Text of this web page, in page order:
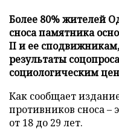
Более 80% жителей
сноса памятника
II и ее
результаты
социологическим
Как сообщает
противников сноса –
от 18 до 29 лет.